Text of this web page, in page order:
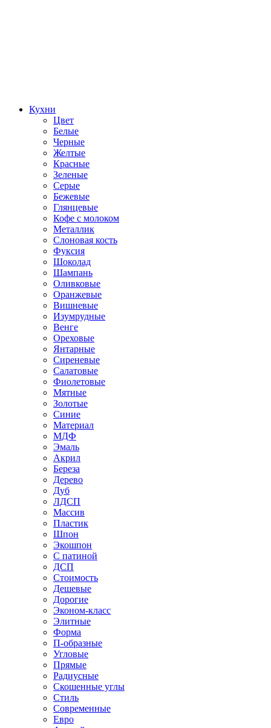
Кухни
Цвет
Белые
Черные
Желтые
Красные
Зеленые
Серые
Бежевые
Глянцевые
Кофе с молоком
Металлик
Слоновая кость
Фуксия
Шоколад
Шампань
Оливковые
Оранжевые
Вишневые
Изумрудные
Венге
Ореховые
Янтарные
Сиреневые
Салатовые
Фиолетовые
Мятные
Золотые
Синие
Материал
МДФ
Эмаль
Акрил
Береза
Дерево
Дуб
ЛДСП
Массив
Пластик
Шпон
Экошпон
С патиной
ДСП
Стоимость
Дешевые
Дорогие
Эконом-класс
Элитные
Форма
П-образные
Угловые
Прямые
Радиусные
Скошенные углы
Стиль
Современные
Евро